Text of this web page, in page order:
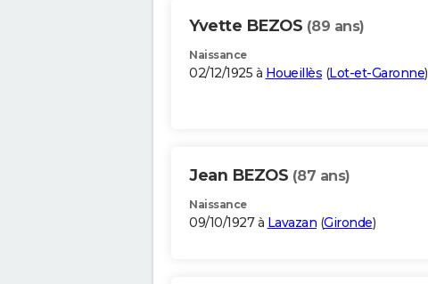
Yvette BEZOS (89 ans)
Naissance
02/12/1925 à Houeillès (Lot-et-Garonne)
Jean BEZOS (87 ans)
Naissance
09/10/1927 à Lavazan (Gironde)